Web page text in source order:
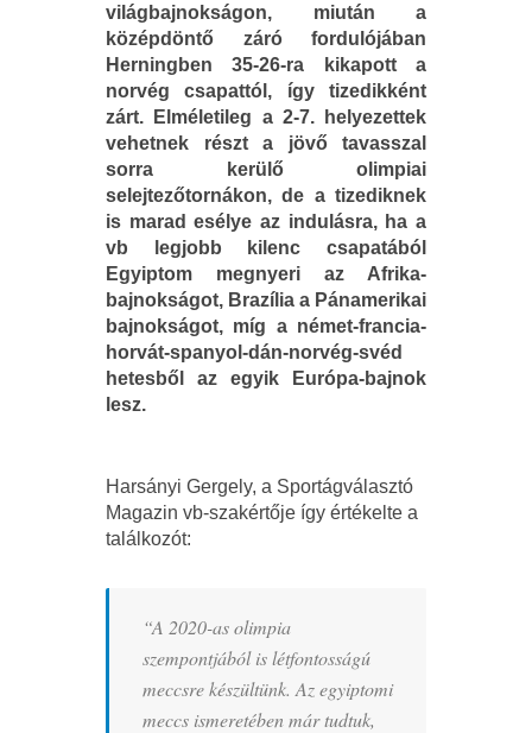
világbajnokságon, miután a
középdöntő záró fordulójában
Herningben 35-26-ra kikapott a
norvég csapattól, így tizedikként
zárt. Elméletileg a 2-7. helyezettek
vehetnek részt a jövő tavasszal
sorra kerülő olimpiai
selejtezőtornákon, de a tizediknek
is marad esélye az indulásra, ha a
vb legjobb kilenc csapatából
Egyiptom megnyeri az Afrika-
bajnokságot, Brazília a Pánamerikai
bajnokságot, míg a német-francia-
horvát-spanyol-dán-norvég-svéd
hetesből az egyik Európa-bajnok
lesz.
Harsányi Gergely, a Sportágválasztó
Magazin vb-szakértője így értékelte a
találkozót:
“A 2020-as olimpia
szempontjából is létfontosságú
meccsre készültünk. Az egyiptomi
meccs ismeretében már tudtuk,